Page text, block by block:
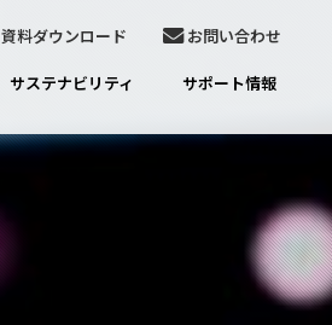
資料ダウンロード お問い合わせ
サステナビリティ サポート情報